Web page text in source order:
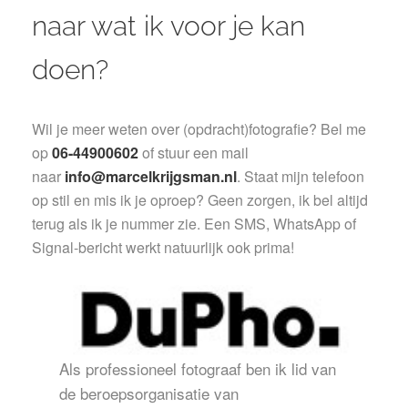
naar wat ik voor je kan
doen?
Wil je meer weten over (opdracht)fotografie? Bel me
op06-44900602of stuur een mail
naar info@marcelkrijgsman.nl. Staat mijn telefoon
op stil en mis ik je oproep? Geen zorgen, ik bel altijd
terug als ik je nummer zie. Een SMS, WhatsApp of
Signal-bericht werkt natuurlijk ook prima!
Als professioneel fotograaf ben ik lid van
de beroepsorganisatie van